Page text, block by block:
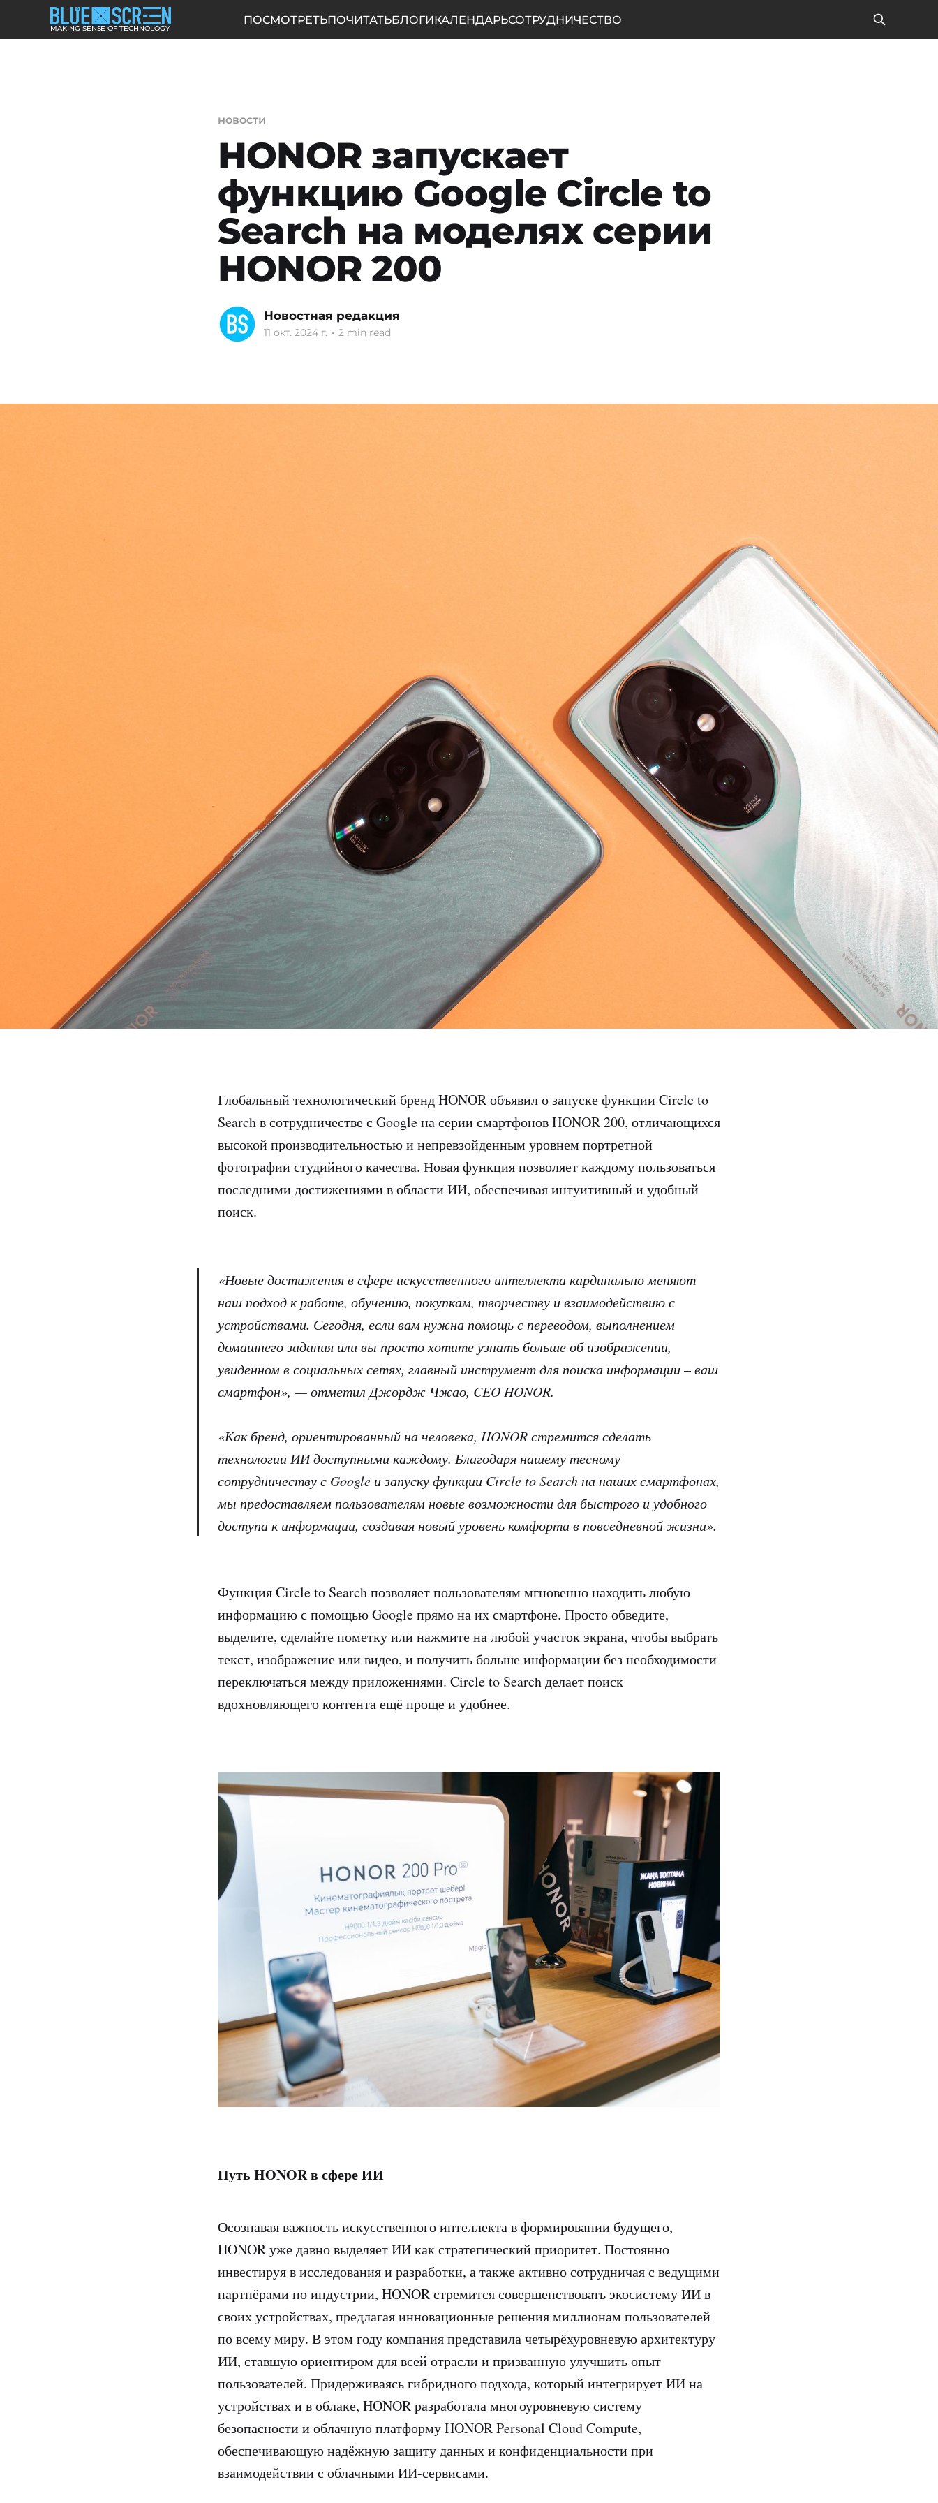
MAKING SENSE OF TECHNOLOGY
ПОСМОТРЕТЬПОЧИТАТЬБЛОГИКАЛЕНДАРЬСОТРУДНИЧЕСТВО
новости
HONOR запускает
функцию Google Circle to
Search на моделях серии
HONOR 200
Новостная редакция
11 окт. 2024 г. • 2 min read
Глобальный технологический бренд HONOR объявил о запуске функции Circle to
Search в сотрудничестве с Google на серии смартфонов HONOR 200, отличающихся
высокой производительностью и непревзойденным уровнем портретной
фотографии студийного качества. Новая функция позволяет каждому пользоваться
последними достижениями в области ИИ, обеспечивая интуитивный и удобный
поиск.
«Новые достижения в сфере искусственного интеллекта кардинально меняют
наш подход к работе, обучению, покупкам, творчеству и взаимодействию с
устройствами. Сегодня, если вам нужна помощь с переводом, выполнением
домашнего задания или вы просто хотите узнать больше об изображении,
увиденном в социальных сетях, главный инструмент для поиска информации – ваш
смартфон», — отметил Джордж Чжао, CEO HONOR.
«Как бренд, ориентированный на человека, HONOR стремится сделать
технологии ИИ доступными каждому. Благодаря нашему тесному
сотрудничеству с Google и запуску функции Circle to Search на наших смартфонах,
мы предоставляем пользователям новые возможности для быстрого и удобного
доступа к информации, создавая новый уровень комфорта в повседневной жизни».
Функция Circle to Search позволяет пользователям мгновенно находить любую
информацию с помощью Google прямо на их смартфоне. Просто обведите,
выделите, сделайте пометку или нажмите на любой участок экрана, чтобы выбрать
текст, изображение или видео, и получить больше информации без необходимости
переключаться между приложениями. Circle to Search делает поиск
вдохновляющего контента ещё проще и удобнее.
Путь HONOR в сфере ИИ
Осознавая важность искусственного интеллекта в формировании будущего,
HONOR уже давно выделяет ИИ как стратегический приоритет. Постоянно
инвестируя в исследования и разработки, а также активно сотрудничая с ведущими
партнёрами по индустрии, HONOR стремится совершенствовать экосистему ИИ в
своих устройствах, предлагая инновационные решения миллионам пользователей
по всему миру. В этом году компания представила четырёхуровневую архитектуру
ИИ, ставшую ориентиром для всей отрасли и призванную улучшить опыт
пользователей. Придерживаясь гибридного подхода, который интегрирует ИИ на
устройствах и в облаке, HONOR разработала многоуровневую систему
безопасности и облачную платформу HONOR Personal Cloud Compute,
обеспечивающую надёжную защиту данных и конфиденциальности при
взаимодействии с облачными ИИ-сервисами.